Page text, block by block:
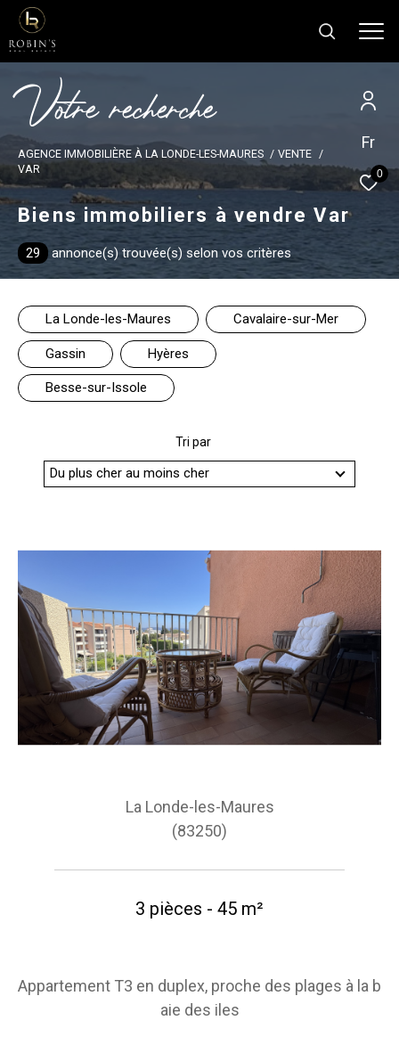
Fr
0
Votrerecherche
AGENCE IMMOBILIÈRE À LA LONDE-LES-MAURES
VENTE
VAR
Biens immobiliers à vendre Var
29 annonce(s) trouvée(s) selon vos critères
La Londe-les-Maures Cavalaire-sur-Mer
Gassin Hyères
Besse-sur-Issole
Tri par
Du plus cher au moins cher
La Londe-les-Maures
(83250)
3 pièces - 45 m²
Appartement T3 en duplex, proche des plages à la b
aie des iles
Effectuer une recherche
et trouver le bien qui correspond à vos
critères
Type
d'offre
Type d'offre
Type
de
bien
Type de bien
Ville
Référence
AFFINER LES CRITÈRES
TERRASSE
COUPS DE COEUR